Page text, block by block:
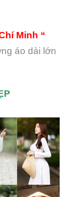
Minh “
áo dài lớn